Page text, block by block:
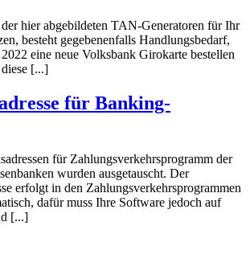
hier abgebildeten TAN-Generatoren für Ihr
besteht gegebenenfalls Handlungsbedarf,
eine neue Volksbank Girokarte bestellen
[...]
für Banking-
für Zahlungsverkehrsprogramm der
wurden ausgetauscht. Der
erfolgt in den Zahlungsverkehrsprogrammen
dafür muss Ihre Software jedoch auf
[...]